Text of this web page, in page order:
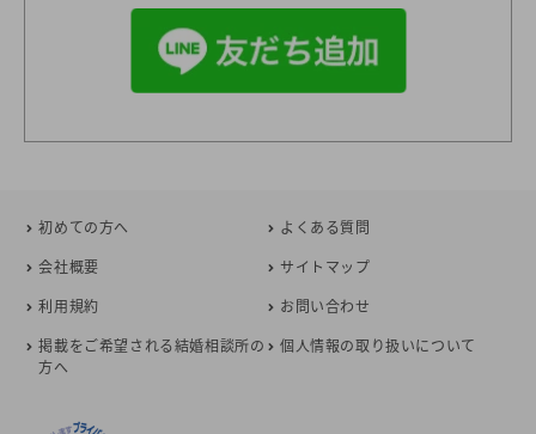
初めての方へ
よくある質問
会社概要
サイトマップ
利用規約
お問い合わせ
掲載をご希望される結婚相談所の
方へ
個人情報の取り扱いについて